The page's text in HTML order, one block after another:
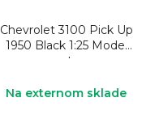
Chevrolet 3100 Pick Up
1950 Black 1:25 Model
auta
Na externom sklade